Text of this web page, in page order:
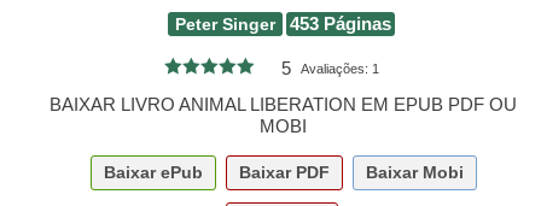
Peter Singer 453 Páginas
5 Avaliações: 1
BAIXAR LIVRO ANIMAL LIBERATION EM EPUB PDF OU
MOBI
Baixar ePub Baixar PDF Baixar Mobi